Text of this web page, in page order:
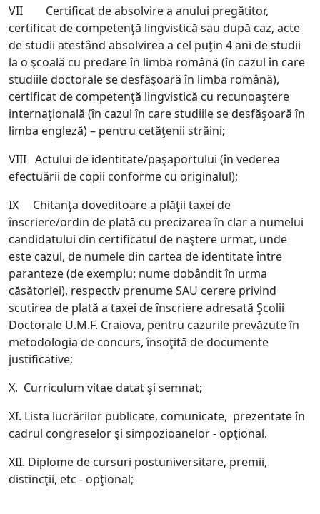
VII Certificat de absolvire a anului pregătitor,
certificat de competenţă lingvistică sau după caz, acte
de studii atestând absolvirea a cel puţin 4 ani de studii
la o şcoală cu predare în limba română (în cazul în care
studiile doctorale se desfăşoară în limba română),
certificat de competenţă lingvistică cu recunoaştere
internaţională (în cazul în care studiile se desfăşoară în
limba engleză) – pentru cetăţenii străini;
VIII Actului de identitate/paşaportului (în vederea
efectuării de copii conforme cu originalul);
IX Chitanţa doveditoare a plăţii taxei de
înscriere/ordin de plată cu precizarea în clar a numelui
candidatului din certificatul de naştere urmat, unde
este cazul, de numele din cartea de identitate între
paranteze (de exemplu: nume dobândit în urma
căsătoriei), respectiv prenume SAU cerere privind
scutirea de plată a taxei de înscriere adresată Şcolii
Doctorale U.M.F. Craiova, pentru cazurile prevăzute în
metodologia de concurs, însoţită de documente
justificative;
X. Curriculum vitae datat şi semnat;
XI. Lista lucrărilor publicate, comunicate, prezentate în
cadrul congreselor şi simpozioanelor - opţional.
XII. Diplome de cursuri postuniversitare, premii,
distincţii, etc - opţional;